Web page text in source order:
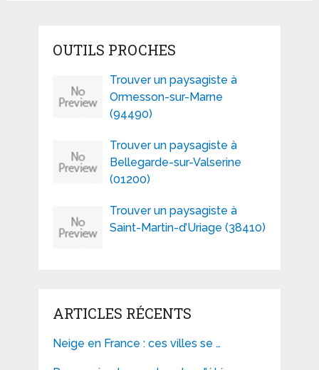
OUTILS PROCHES
Trouver un paysagiste à
Ormesson-sur-Marne
(94490)
Trouver un paysagiste à
Bellegarde-sur-Valserine
(01200)
Trouver un paysagiste à
Saint-Martin-d’Uriage (38410)
ARTICLES RÉCENTS
Neige en France : ces villes se …